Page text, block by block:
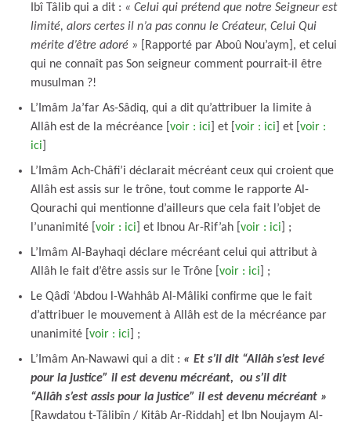
Ibî Tâlib qui a dit : « Celui qui prétend que notre Seigneur est
limité, alors certes il n’a pas connu le Créateur, Celui Qui
mérite d’être adoré »
[Rapporté par Aboû Nou’aym], et celui
qui ne connaît pas Son seigneur comment pourrait-il être
musulman ?!
L’Imâm Ja’far As-Sâdiq, qui a dit qu’attribuer la limite à
Allâh est de la mécréance [ voir : ici ] et [ voir : ici ] et [ voir :
ici
L’Imâm Ach-Châfi’i déclarait mécréant ceux qui croient que
Allâh est assis sur le trône, tout comme le rapporte Al-
Qourachi qui mentionne d’ailleurs que cela fait l’objet de
l’unanimité [ voir : ici ] et Ibnou Ar-Rif’ah [ voir : ici ] ;
L’Imâm Al-Bayhaqi déclare mécréant celui qui attribut à
Allâh le fait d’être assis sur le Trône [ voir : ici ] ;
Le Qâdî ‘Abdou l-Wahhâb Al-Mâliki confirme que le fait
d’attribuer le mouvement à Allâh est de la mécréance par
unanimité [ voir : ici ] ;
L’Imâm An-Nawawi qui a dit : « Et s’il dit “Allâh s’est levé
pour la justice” il est devenu mécréant, ou s’il dit
“Allâh s’est assis pour la justice” il est devenu mécréant »
[Rawdatou t-Tâlibîn / Kitâb Ar-Riddah] et Ibn Noujaym Al-